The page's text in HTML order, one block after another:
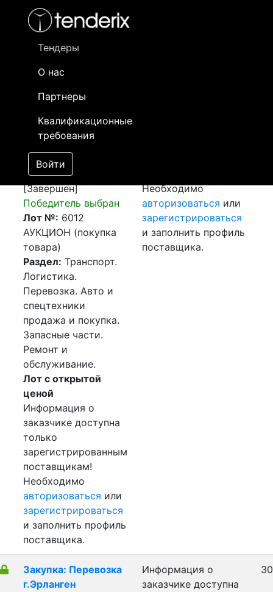
Тендеры
О нас
Партнеры
Квалификационные
требования
Войти
- активный лот
- сохраненный лот (не опубликован)
Закупка:
Авиаперевозка
г.Регенсбург
(Германия) -
г.Алматы (РК)
[Завершен]
Победитель выбран
Лот №: 6012
АУКЦИОН (покупка
товара)
Раздел: Транспорт.
Логистика.
Перевозка. Авто и
спецтехники
продажа и покупка.
Запасные части.
Ремонт и
обслуживание.
Лот с открытой
ценой
Информация о
заказчике доступна
только
зарегистрированным
поставщикам!
Необходимо
авторизоваться или
зарегистрироваться
и заполнить профиль
поставщика.
Необходимо
авторизоваться или
зарегистрироваться
и заполнить профиль
поставщика.
Закупка: Перевозка
г.Эрланген
Информация о
заказчике доступна